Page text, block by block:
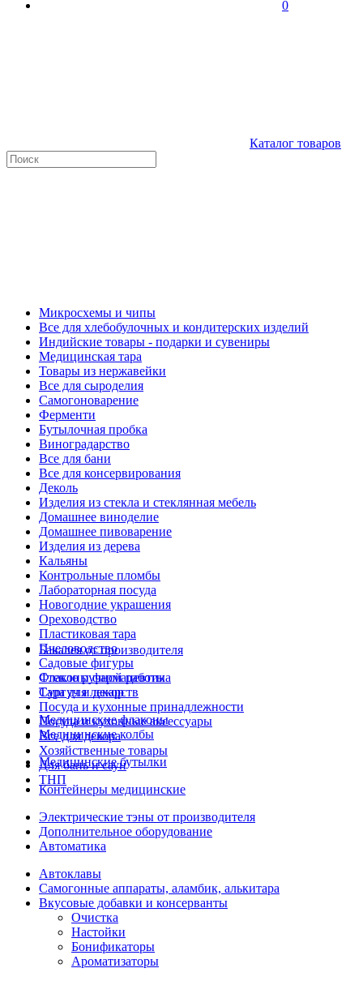
0
Каталог товаров
Микросхемы и чипы
Все для хлебобулочных и кондитерских изделий
Индийские товары - подарки и сувениры
Медицинская тара
Товары из нержавейки
Все для сыроделия
Самогоноварение
Ферменти
Бутылочная пробка
Виноградарство
Все для бани
Все для консервирования
Деколь
Изделия из стекла и стеклянная мебель
Домашнее виноделие
Домашнее пивоварение
Изделия из дерева
Кальяны
Контрольные пломбы
Лабораторная посуда
Новогодние украшения
Ореховодство
Пластиковая тара
Пчеловодство
Садовые фигуры
Стекло ручной работы
Сургуч и декор
Посуда и кухонные принадлежности
Посуда и кухонные аксессуары
Все для декора
Хозяйственные товары
Для бань и саун
ТНП
Бакалея от производителя
Флаконы фармацевтика
Тара для лекарств
Медицинские флаконы
Медицинские колбы
Медицинские бутылки
Контейнеры медицинские
Электрические тэны от производителя
Дополнительное оборудование
Автоматика
Автоклавы
Самогонные аппараты, аламбик, алькитара
Вкусовые добавки и консерванты
Очистка
Настойки
Бонификаторы
Ароматизаторы